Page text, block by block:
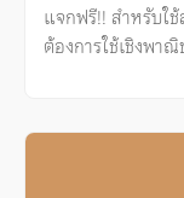
แจกฟรี!! สำหรับใช้
ต้องการใช้เชิงพา